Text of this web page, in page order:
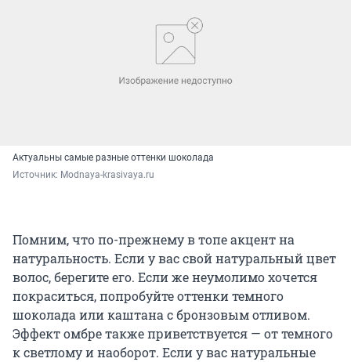
Актуальны самые разные оттенки шоколада
Источник: Мodnaya-krasivaya.ru
Помним, что по-прежнему в топе акцент на
натуральность. Если у вас свой натуральный цвет
волос, берегите его. Если же неумолимо хочется
покраситься, попробуйте оттенки темного
шоколада или каштана с бронзовым отливом.
Эффект омбре также приветствуется — от темного
к светлому и наоборот. Если у вас натуральные